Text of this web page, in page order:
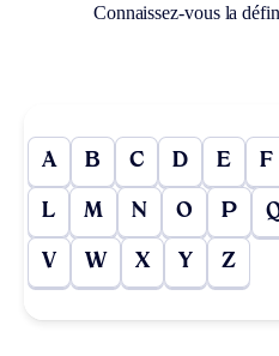
Connaissez-vous la
A B C D E F
L M N O P
V W X Y Z